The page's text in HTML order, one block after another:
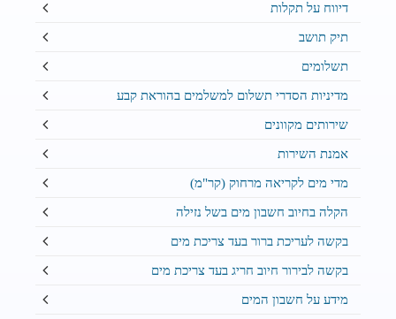
דיווח על תקלות
תיק תושב
תשלומים
מדיניות הסדרי תשלום למשלמים בהוראת קבע
שירותים מקוונים
אמנת השירות
מדי מים לקריאה מרחוק (קר"מ)
הקלה בחיוב חשבון מים בשל נזילה
בקשה לעריכת ברור בעד צריכת מים
בקשה לבירור חיוב חריג בעד צריכת מים
מידע על חשבון המים